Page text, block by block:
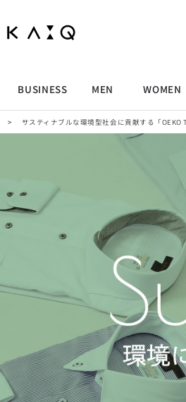
洗練された佇まい。
余計なものを削ぎ落とし、
細部まで計算されたシルエットが、
気品と清潔感を纏わせる。
控えめでありながら、
凛とした存在感を放つ装い。
m.f.editorial -Ladies’
「対照的な魅力が交差し、
それぞれの強みを生かしながら
生まれる、新しいかたち。
異なるものが引き寄せ合い、
重なり合うことで、
洗練された美しさが生まれる。
そこには、絶妙なバランスと、
今までにない輝きが宿る。」
BUSINESS MEN
ネクタイ
ファッション雑貨
WOMEN
アウター/コート
バッグ
アウトレット
余計なものを削ぎ落とし、
気品と清潔感を纏わせる。
控えめでありながら、
凛とした存在感を放つ装い。
m.f.editorial -Ladies’
「対照的な魅力が交差し、
それぞれの強みを生かしながら
生まれる、新しいかたち。
異なるものが引き寄せ合い、
重なり合うことで、
洗練された美しさが生まれる。
そこには、絶妙なバランスと、
今までにない輝きが宿る。」
オーダースーツ(SUITIST)
「妥協なき技術と洗練された美意識、
日本の名匠が、
あなただけの一着を創り上げます。」
MEN'S パンツ
スーツ
ネクタイ
ファッション雑貨
スーツ
アウター/コート
スーツ
バッグ
ブランド
IR
> サスティナブルな環境型社会に貢献する「OEKO